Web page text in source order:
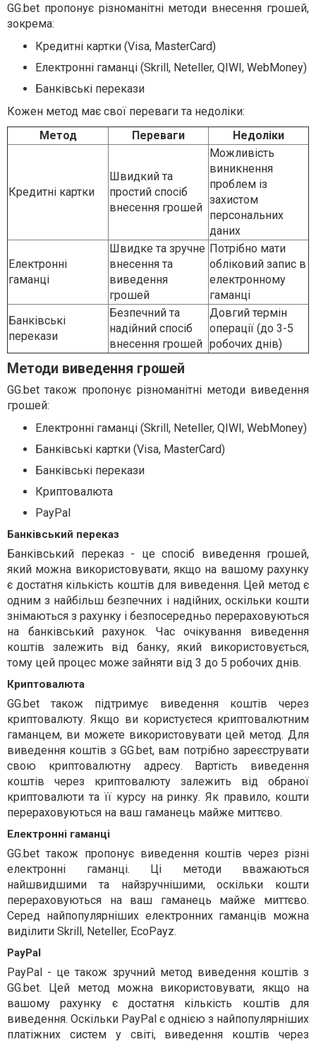
GG.bet пропонує різноманітні методи внесення грошей,
зокрема:
Кредитні картки (Visa, MasterCard)
Електронні гаманці (Skrill, Neteller, QIWI, WebMoney)
Банківські перекази
Кожен метод має свої переваги та недоліки:
Метод
Переваги Недоліки
Кредитні картки
Швидкий та
простий спосіб
внесення грошей
Можливість
виникнення
проблем із
захистом
персональних
даних
Електронні
гаманці
Швидке та зручне
внесення та
виведення
грошей
Потрібно мати
обліковий запис в
електронному
гаманці
Банківські
перекази
Безпечний та
надійний спосіб
внесення грошей
Довгий термін
операції (до 3-5
робочих днів)
Методи виведення грошей
GG.bet також пропонує різноманітні методи виведення
грошей:
Електронні гаманці (Skrill, Neteller, QIWI, WebMoney)
Банківські картки (Visa, MasterCard)
Банківські перекази
Криптовалюта
PayPal
Банківський переказ
Банківський переказ - це спосіб виведення грошей,
який можна використовувати, якщо на вашому рахунку
є достатня кількість коштів для виведення. Цей метод є
одним з найбільш безпечних і надійних, оскільки кошти
знімаються з рахунку і безпосередньо перераховуються
на банківський рахунок. Час очікування виведення
коштів залежить від банку, який використовується,
тому цей процес може зайняти від 3 до 5 робочих днів.
Криптовалюта
GG.bet також підтримує виведення коштів через
криптовалюту. Якщо ви користуєтеся криптовалютним
гаманцем, ви можете використовувати цей метод. Для
виведення коштів з GG.bet, вам потрібно зареєструвати
свою криптовалютну адресу. Вартість виведення
коштів через криптовалюту залежить від обраної
криптовалюти та її курсу на ринку. Як правило, кошти
перераховуються на ваш гаманець майже миттєво.
Електронні гаманці
GG.bet також пропонує виведення коштів через різні
електронні гаманці. Ці методи вважаються
найшвидшими та найзручнішими, оскільки кошти
перераховуються на ваш гаманець майже миттєво.
Серед найпопулярніших електронних гаманців можна
виділити Skrill, Neteller, EcoPayz.
PayPal
PayPal - це також зручний метод виведення коштів з
GG.bet. Цей метод можна використовувати, якщо на
вашому рахунку є достатня кількість коштів для
виведення. Оскільки PayPal є однією з найпопулярніших
платіжних систем у світі, виведення коштів через